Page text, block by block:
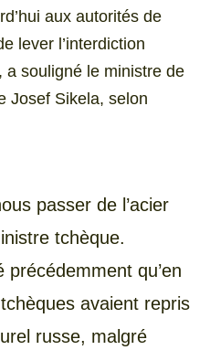
aux autorités de
lever l’interdiction
a souligné le ministre de
Josef Sikela, selon
passer de l’acier
tchèque.
précédemment qu’en
avaient repris
russe, malgré